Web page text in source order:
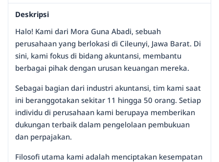
Deskripsi
Halo! Kami dari Mora Guna Abadi, sebuah
perusahaan yang berlokasi di Cileunyi, Jawa Barat. Di
sini, kami fokus di bidang akuntansi, membantu
berbagai pihak dengan urusan keuangan mereka.
Sebagai bagian dari industri akuntansi, tim kami saat
ini beranggotakan sekitar 11 hingga 50 orang. Setiap
individu di perusahaan kami berupaya memberikan
dukungan terbaik dalam pengelolaan pembukuan
dan perpajakan.
Filosofi utama kami adalah menciptakan kesempatan